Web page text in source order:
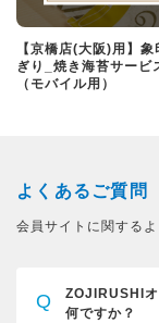
【京橋店(大阪)用】象
ぎり_焼き海苔サービ
（モバイル用）
よくあるご質問
会員サイトに関する
Q
ZOJIRUSHI
何ですか？